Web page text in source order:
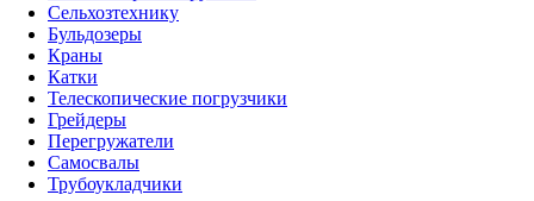
Сельхозтехнику
Бульдозеры
Краны
Катки
Телескопические погрузчики
Грейдеры
Перегружатели
Самосвалы
Трубоукладчики